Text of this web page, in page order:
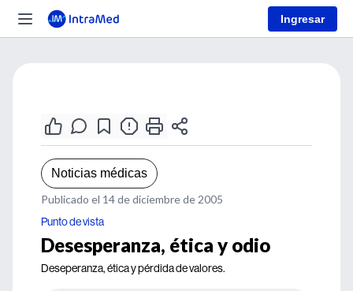
Ingresar
Noticias médicas
Publicado el 14 de diciembre de 2005
Punto de vista
Desesperanza, ética y odio
Deseperanza, ética y pérdida de valores.